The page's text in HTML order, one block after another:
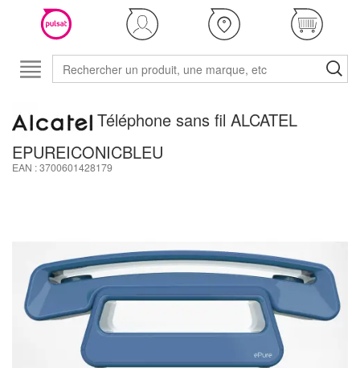
Téléphone sans fil ALCATEL
EPUREICONICBLEU
EAN : 3700601428179